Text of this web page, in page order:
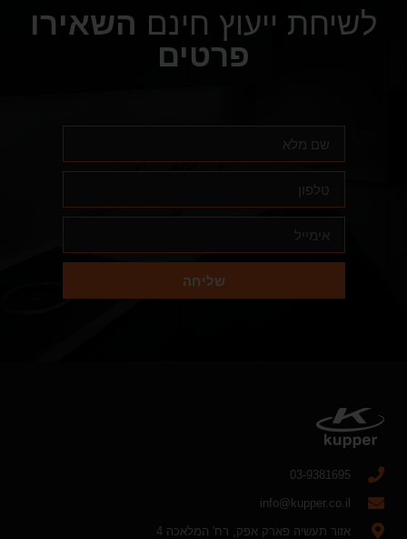
לשיחת ייעוץ חינם השאירו
פרטים
שליחה
03-9381695
info@kupper.co.il
אזור תעשיה פארק אפק, רח' המלאכה 4